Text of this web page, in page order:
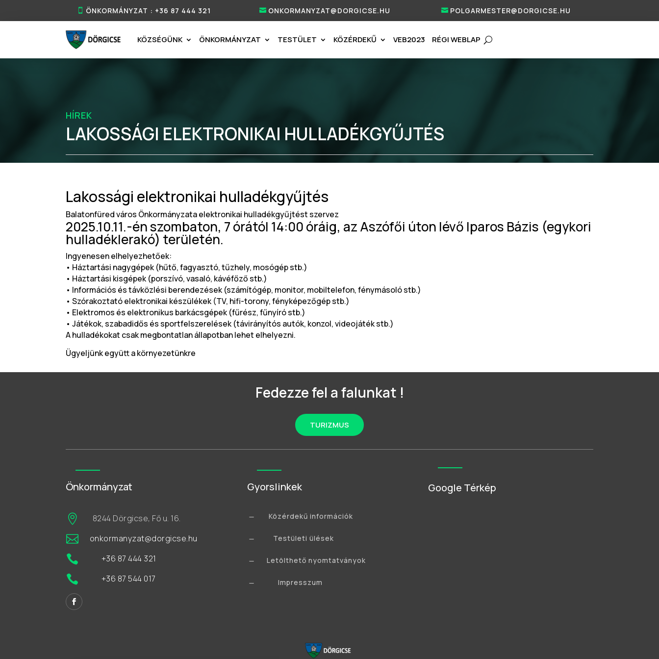
ÖNKORMÁNYZAT : +36 87 444 321 ONKORMANYZAT@DORGICSE.HU POLGARMESTER@DORGICSE.HU
KÖZSÉGÜNK ÖNKORMÁNYZAT TESTÜLET KÖZÉRDEKŰ VEB2023 RÉGI WEBLAP
HÍREK
LAKOSSÁGI ELEKTRONIKAI HULLADÉKGYŰJTÉS
Lakossági elektronikai hulladékgyűjtés
Balatonfüred város Önkormányzata elektronikai hulladékgyűjtést szervez
2025.10.11.-én szombaton, 7 órától 14:00 óráig, az Aszófői úton lévő Iparos Bázis (egykori
hulladéklerakó) területén.
Ingyenesen elhelyezhetőek:
• Háztartási nagygépek (hűtő, fagyasztó, tűzhely, mosógép stb.)
• Háztartási kisgépek (porszívó, vasaló, kávéfőző stb.)
• Információs és távközlési berendezések (számítógép, monitor, mobiltelefon, fénymásoló stb.)
• Szórakoztató elektronikai készülékek (TV, hifi-torony, fényképezőgép stb.)
• Elektromos és elektronikus barkácsgépek (fűrész, fűnyíró stb.)
• Játékok, szabadidős és sportfelszerelések (távirányítós autók, konzol, videojáték stb.)
A hulladékokat csak megbontatlan állapotban lehet elhelyezni.
Ügyeljünk együtt a környezetünkre
Fedezze fel a falunkat !
TURIZMUS
Önkormányzat
 8244 Dörgicse, Fő u. 16.
 onkormanyzat@dorgicse.hu
 +36 87 444 321
 +36 87 544 017
Gyorslinkek
K Közérdekű információk
K Testületi ülések
K Letölthető nyomtatványok
K Impresszum
Google Térkép